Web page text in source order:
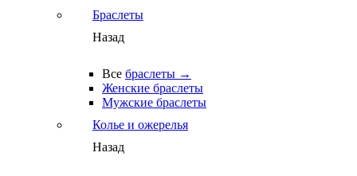
Браслеты
Назад
Все браслеты →
Женские браслеты
Мужские браслеты
Колье и ожерелья
Назад